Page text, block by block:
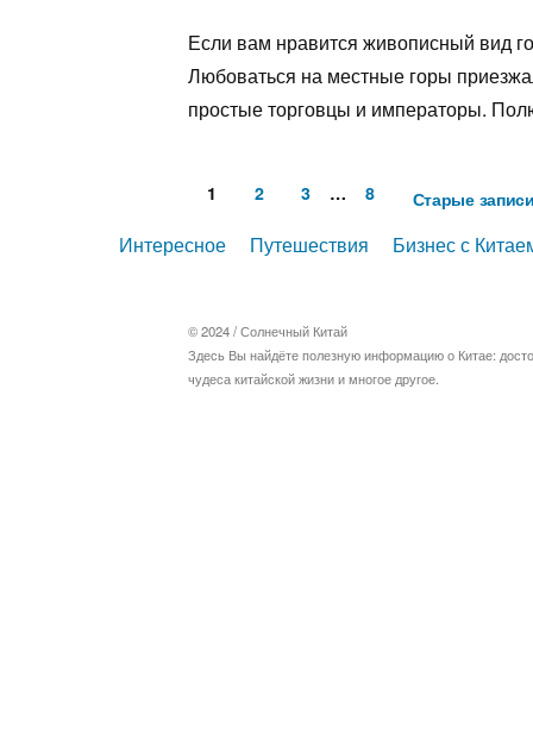
Если вам нравится живописный вид
Любоваться на местные горы
простые торговцы и императоры.
Навигация
1 2 3 … 8 Старые
Интересное Путешествия Бизнес с
© 2024 /Солнечный Китай
Здесь Вы найдёте полезную информацию о Китае:
чудеса китайской жизни и многое другое.